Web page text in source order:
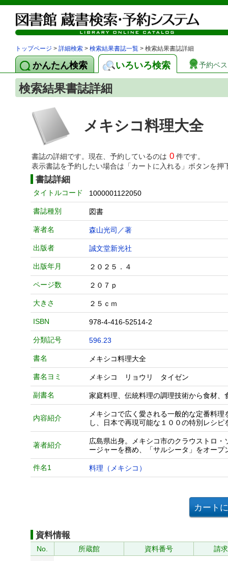
トップページ > 詳細検索 > 検索結果書誌一覧 > 検索結果書誌詳細
かんたん検索 いろいろ検索 予約ベ
検索結果書誌詳細
メキシコ料理大全
書誌の詳細です。現在、予約しているのは 0 件です。
表示書誌を予約したい場合は「カートに入れる」ボタンを押
書誌詳細
タイトルコード 1000001122050
書誌種別 図書
著者名 森山光司／著
出版者 誠文堂新光社
出版年月 ２０２５．４
ページ数 ２０７ｐ
大きさ ２５ｃｍ
ISBN 978-4-416-52514-2
分類記号 596.23
書名 メキシコ料理大全
書名ヨミ メキシコ リョウリ タイゼン
副書名 家庭料理、伝統料理の調理技術から食材
内容紹介
メキシコで広く愛される一般的な定番料
し、日本で再現可能な１００の特別レシ
著者紹介
広島県出身。メキシコ市のクラウストロ
ージャーを務め、「サルシータ」をオープ
件名1 料理（メキシコ）
資料情報
No. 所蔵館 資料番号
請